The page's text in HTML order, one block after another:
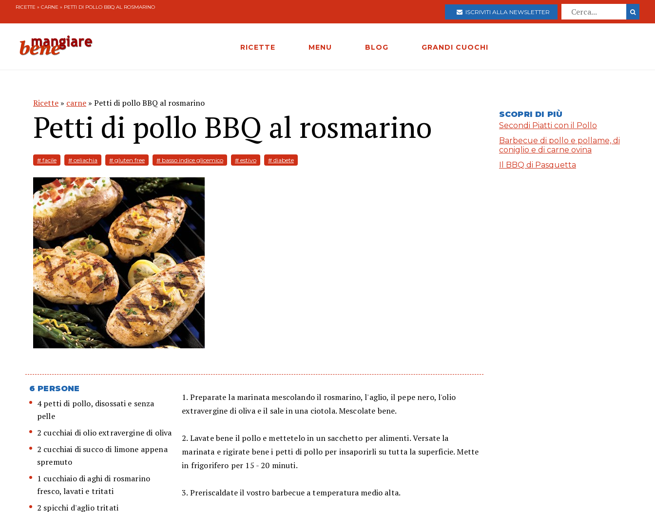
RICETTE » CARNE » PETTI DI POLLO BBQ AL ROSMARINO
ISCRIVITI ALLA NEWSLETTER
RICETTE MENU BLOG GRANDI CUOCHI
Ricette » carne » Petti di pollo BBQ al rosmarino
Petti di pollo BBQ al rosmarino
# facile # celiachia # gluten free # basso indice glicemico # estivo # diabete
6 PERSONE
4 petti di pollo, disossati e senza
pelle
2 cucchiai di olio extravergine di oliva
2 cucchiai di succo di limone appena
spremuto
1 cucchiaio di aghi di rosmarino
fresco, lavati e tritati
2 spicchi d'aglio tritati
1. Preparate la marinata mescolando il rosmarino, l'aglio, il pepe nero, l'olio
extravergine di oliva e il sale in una ciotola. Mescolate bene.
2. Lavate bene il pollo e mettetelo in un sacchetto per alimenti. Versate la
marinata e rigirate bene i petti di pollo per insaporirli su tutta la superficie. Mette
in frigorifero per 15 - 20 minuti.
3. Preriscaldate il vostro barbecue a temperatura medio alta.
SCOPRI DI PIÙ
Secondi Piatti con il Pollo
Barbecue di pollo e pollame, di
coniglio e di carne ovina
Il BBQ di Pasquetta